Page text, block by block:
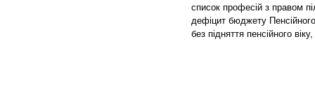
список професій з правом
дефіцит бюджету
без підняття пенсійного